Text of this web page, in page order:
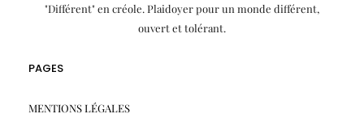
"Différent" en créole. Plaidoyer pour un monde différent,
ouvert et tolérant.
PAGES
MENTIONS LÉGALES